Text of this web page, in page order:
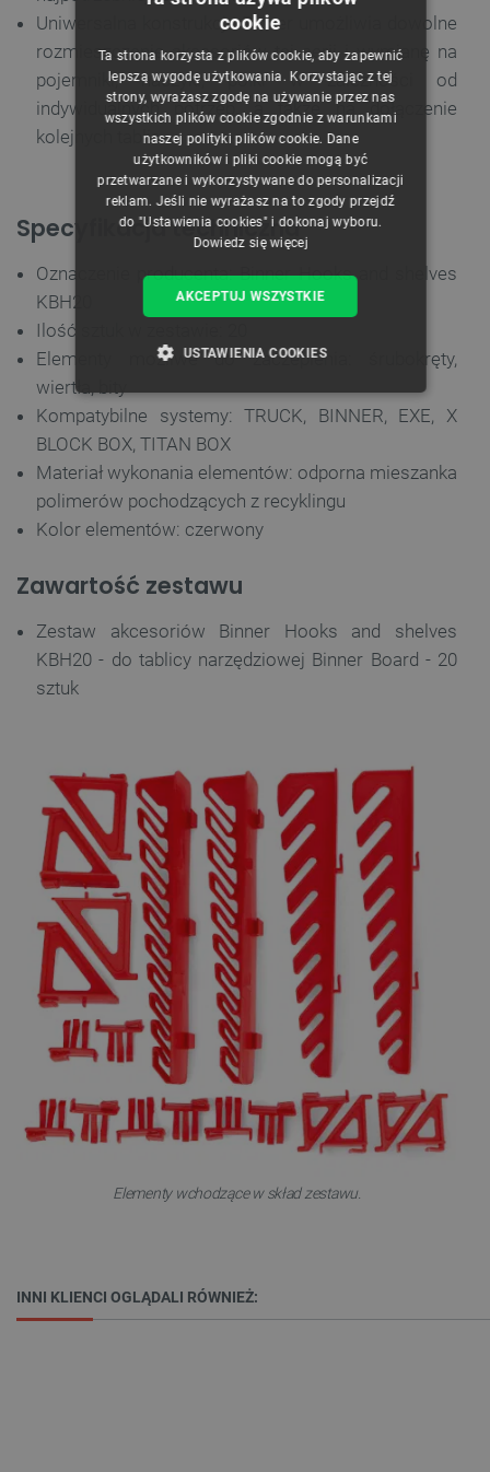
Uniwersalna konstrukcja Binner umożliwia dowolne
rozmieszczenie akcesoriów tej serii i wymianę na
pojemniki, haczyki, półki w zależności od
indywidualnych potrzeb, a także na dołączenie
kolejnych tablic
Specyfikacja techniczna
Oznaczenie producenta: Binner Hooks and shelves
KBH20
Ilość sztuk w zestawie: 20
Elementy możliwe do zaczepienia: śrubokręty,
wiertła, bity
Kompatybilne systemy: TRUCK, BINNER, EXE, X
BLOCK BOX, TITAN BOX
Materiał wykonania elementów: odporna mieszanka
polimerów pochodzących z recyklingu
Kolor elementów: czerwony
Zawartość zestawu
Zestaw akcesoriów Binner Hooks and shelves
KBH20 - do tablicy narzędziowej Binner Board - 20
sztuk
Elementy wchodzące w skład zestawu.
INNI KLIENCI OGLĄDALI RÓWNIEŻ:
CZECH
ENGLISH
GERMAN
cookie
Ta strona korzysta z plików cookie, aby zapewnić
lepszą wygodę użytkowania. Korzystając z tej
strony, wyrażasz zgodę na używanie przez nas
wszystkich plików cookie zgodnie z warunkami
naszej polityki plików cookie. Dane
użytkowników i pliki cookie mogą być
przetwarzane i wykorzystywane do personalizacji
reklam. Jeśli nie wyrażasz na to zgody przejdź
do "Ustawienia cookies" i dokonaj wyboru.
Dowiedz się więcej
AKCEPTUJ WSZYSTKIE
USTAWIENIA COOKIES
TARGETOWANIE
FUNKCJONALNOŚĆ
Funkcjonalność
Nazwa
Domena
PrestaShop-[abcdef0123456789]{32} .botland.com.pl
.botland.com.pl